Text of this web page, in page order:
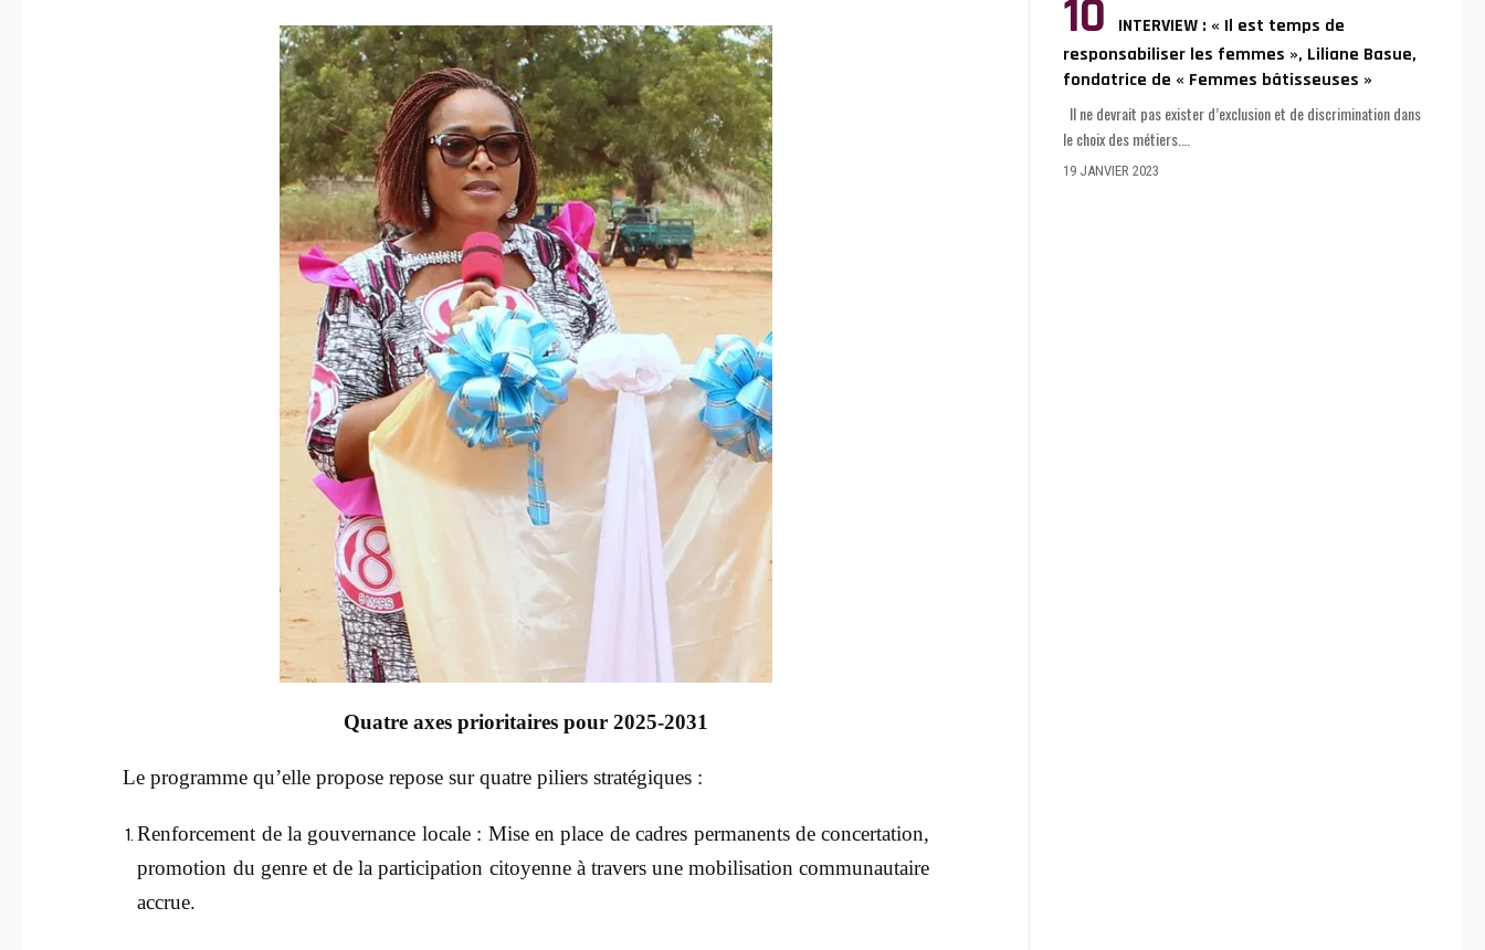
Quatre axes prioritaires pour 2025-2031
Le programme qu’elle propose repose sur quatre piliers stratégiques :
Renforcement de la gouvernance locale : Mise en place de cadres permanents de concertation,
promotion du genre et de la participation citoyenne à travers une mobilisation communautaire
accrue.
INTERVIEW : « Il est temps de
responsabiliser les femmes », Liliane Basue,
fondatrice de « Femmes bâtisseuses »
Il ne devrait pas exister d’exclusion et de discrimination dans
le choix des métiers.
19 JANVIER 2023